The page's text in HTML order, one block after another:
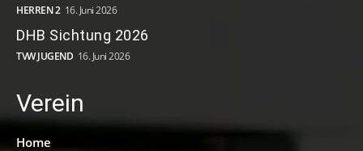
HERREN 2 16. Juni 2026
DHB Sichtung 2026
TVW JUGEND 16. Juni 2026
Verein
Home